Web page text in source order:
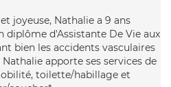
joyeuse, Nathalie a 9 ans
diplôme d'Assistante De Vie aux
bien les accidents vasculaires
apporte ses services de
toilette/habillage et